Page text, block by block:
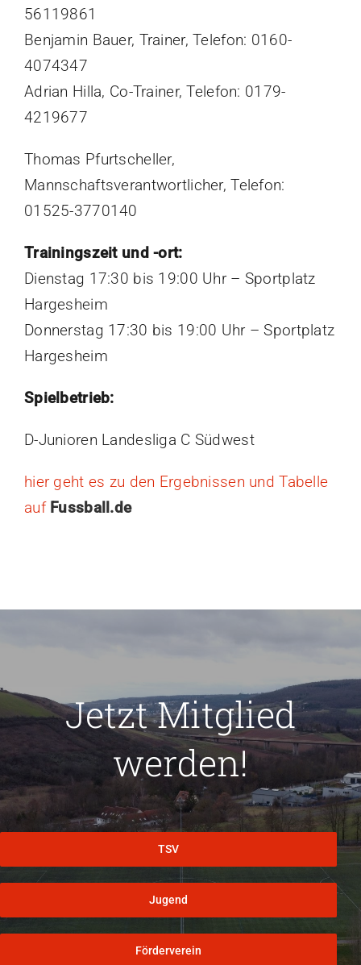
56119861
Benjamin Bauer, Trainer, Telefon: 0160-
4074347
Adrian Hilla, Co-Trainer, Telefon: 0179-
4219677
Thomas Pfurtscheller,
Mannschaftsverantwortlicher, Telefon:
01525-3770140
Trainingszeit und -ort:
Dienstag 17:30 bis 19:00 Uhr – Sportplatz
Hargesheim
Donnerstag 17:30 bis 19:00 Uhr – Sportplatz
Hargesheim
Spielbetrieb:
D-Junioren Landesliga C Südwest
hier geht es zu den Ergebnissen und Tabelle
auf Fussball.de
Jetzt Mitglied
werden!
TSV
Jugend
Förderverein